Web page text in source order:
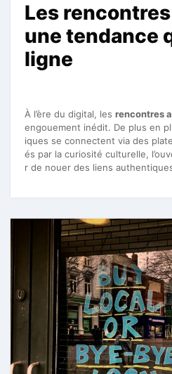
Les
une tendance
ligne
À l’ère du digital, les rencontres
engouement inédit. De plus en
iques se connectent via des
és par la curiosité culturelle,
r de nouer des liens